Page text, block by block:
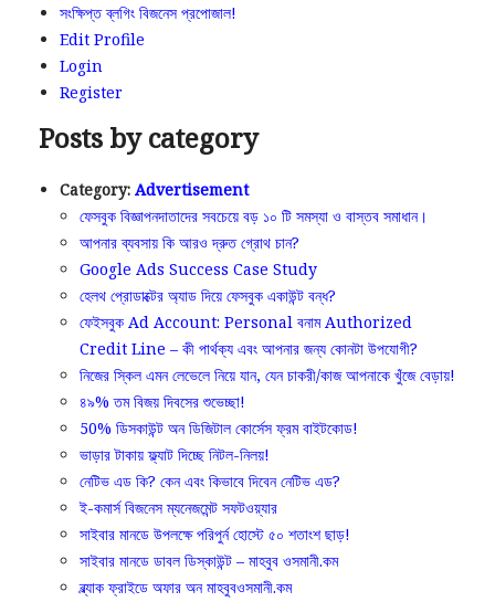
সংক্ষিপ্ত ব্লগিং বিজনেস প্রপোজাল!
Edit Profile
Login
Register
Posts by category
Category: Advertisement
ফেসবুক বিজ্ঞাপনদাতাদের সবচেয়ে বড় ১০ টি সমস্যা ও বাস্তব সমাধান।
আপনার ব্যবসায় কি আরও দ্রুত গ্রোথ চান?
Google Ads Success Case Study
হেলথ প্রোডাক্টের অ্যাড দিয়ে ফেসবুক একাউন্ট বন্ধ?
ফেইসবুক Ad Account: Personal বনাম Authorized
Credit Line – কী পার্থক্য এবং আপনার জন্য কোনটা উপযোগী?
নিজের স্কিল এমন লেভেলে নিয়ে যান, যেন চাকরী/কাজ আপনাকে খুঁজে বেড়ায়!
৪৯% তম বিজয় দিবসের শুভেচ্ছা!
50% ডিসকাউন্ট অন ডিজিটাল কোর্সেস ফ্রম বাইটকোড!
ভাড়ার টাকায় ফ্ল্যাট দিচ্ছে নিটল-নিলয়!
নেটিভ এড কি? কেন এবং কিভাবে দিবেন নেটিভ এড?
ই-কমার্স বিজনেস ম্যনেজমেন্ট সফটওয়্যার
সাইবার মানডে উপলক্ষে পরিপুর্ন হোস্টে ৫০ শতাংশ ছাড়!
সাইবার মানডে ডাবল ডিস্কাউন্ট – মাহবুব ওসমানী.কম
ব্ল্যাক ফ্রাইডে অফার অন মাহবুবওসমানী.কম